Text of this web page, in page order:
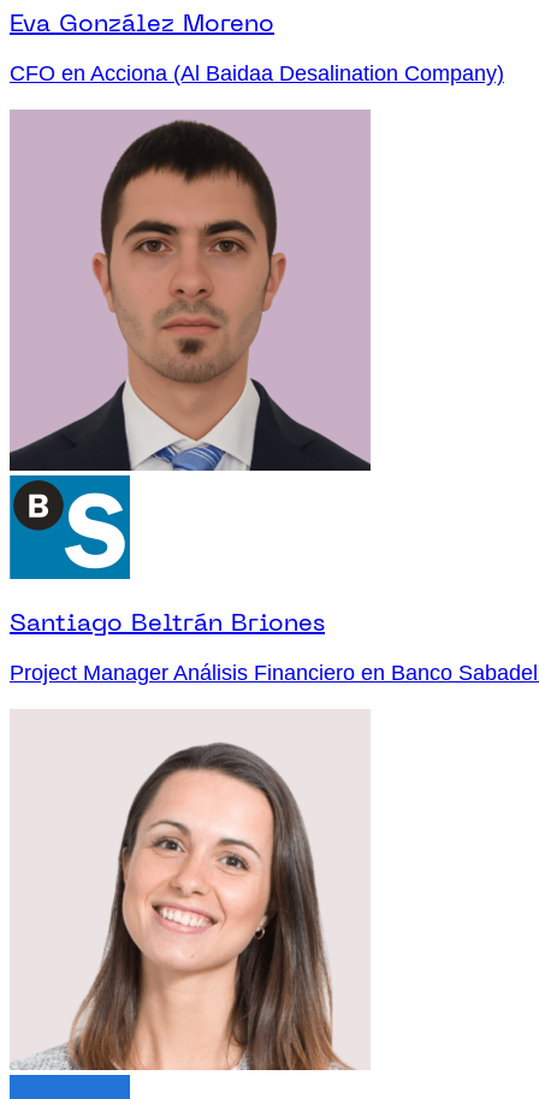
Eva González Moreno
CFO en Acciona (Al Baidaa Desalination Company)
Santiago Beltrán Briones
Project Manager Análisis Financiero en Banco